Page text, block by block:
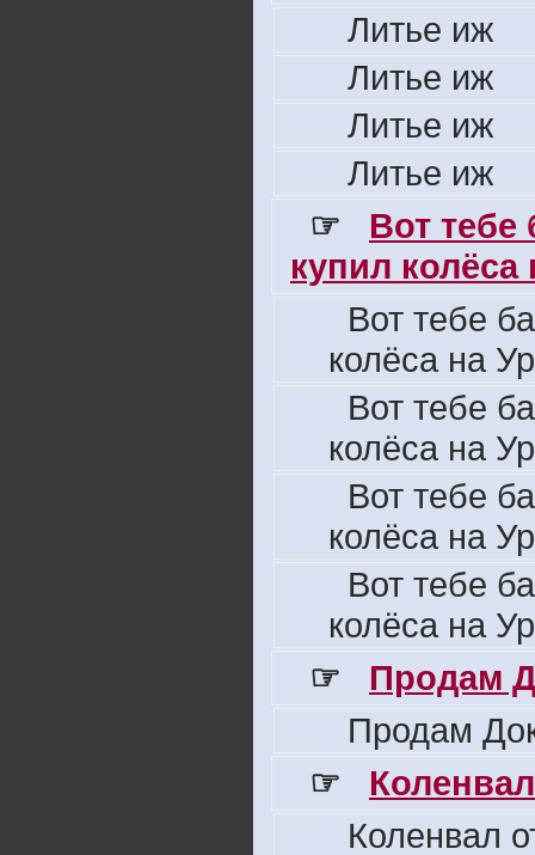
Литье иж
Литье иж
Литье иж
Литье иж
☞
Вот
купил колёса
Вот тебе
колёса на
Вот тебе
колёса на
Вот тебе
колёса на
Вот тебе
колёса на
☞
Продам
Продам
☞
Коленвал